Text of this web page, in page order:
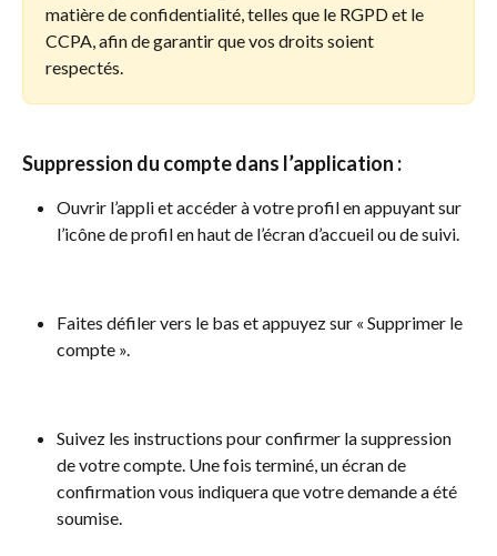
matière de confidentialité, telles que le RGPD et le
CCPA, afin de garantir que vos droits soient
respectés.
Suppression du compte dans l’application :
Ouvrir l’appli et accéder à votre profil en appuyant sur
l’icône de profil en haut de l’écran d’accueil ou de suivi.
Faites défiler vers le bas et appuyez sur « Supprimer le
compte ».
Suivez les instructions pour confirmer la suppression
de votre compte. Une fois terminé, un écran de
confirmation vous indiquera que votre demande a été
soumise.